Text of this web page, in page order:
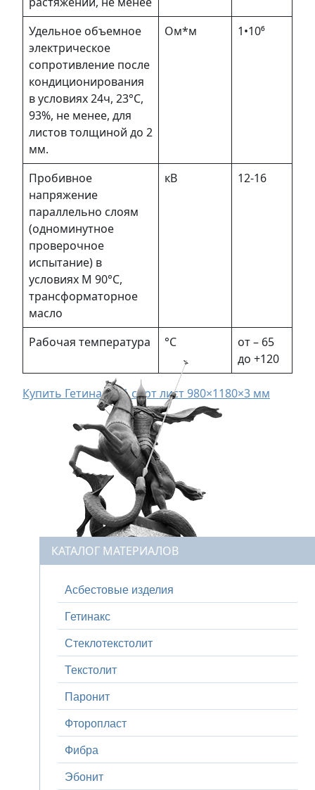
Удельное объемное
электрическое
сопротивление после
кондиционирования
в условиях 24ч, 23°С,
93%, не менее, для
листов толщиной до 2
мм.
Ом*м 1•10⁶
Пробивное
напряжение
параллельно слоям
(одноминутное
проверочное
испытание) в
условиях М 90°С,
трансформаторное
масло
кВ 12-16
Рабочая температура °С
от – 65
до +120
Купить Гетинакс I 1 сорт лист 980×1180×3 мм
КАТАЛОГ МАТЕРИАЛОВ
Асбестовые изделия
Гетинакс
Стеклотекстолит
Текстолит
Паронит
Фторопласт
Фибра
Эбонит